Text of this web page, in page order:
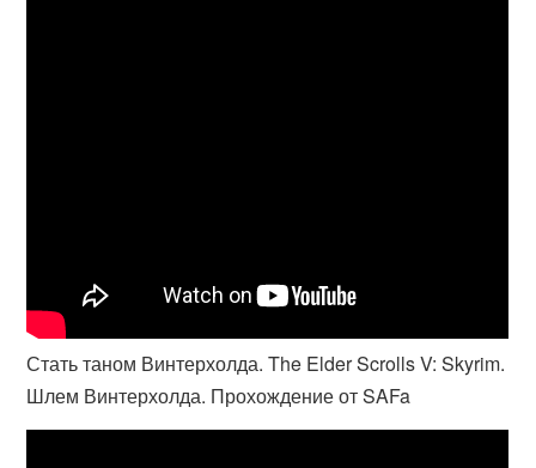
Стать таном Винтерхолда. The Elder Scrolls V: Skyrim.
Шлем Винтерхолда. Прохождение от SAFa